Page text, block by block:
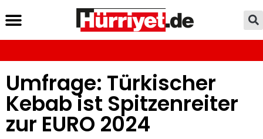
Umfrage: Türkischer
Kebab ist Spitzenreiter
zur EURO 2024